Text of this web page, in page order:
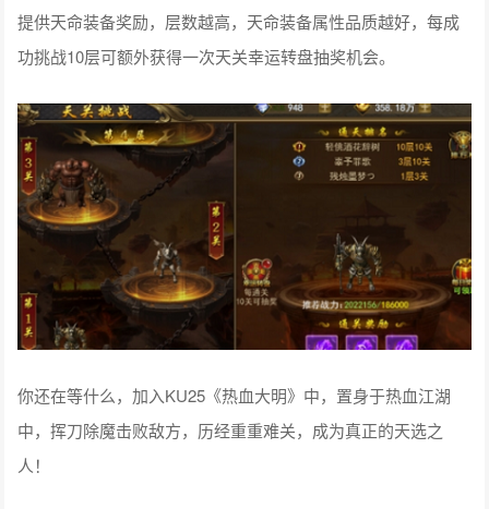
提供天命装备奖励，层数越高，天命装备属性品质越好，每成
功挑战10层可额外获得一次天关幸运转盘抽奖机会。
你还在等什么，加入KU25《热血大明》中，置身于热血江湖
中，挥刀除魔击败敌方，历经重重难关，成为真正的天选之
人！